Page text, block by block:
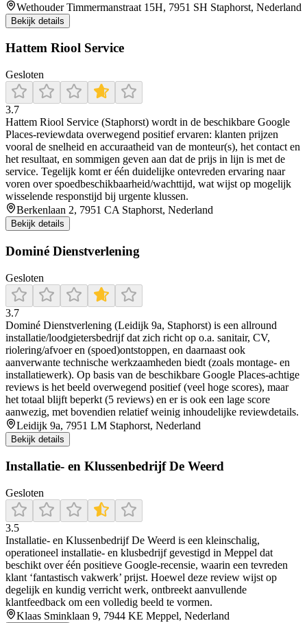
Wethouder Timmermanstraat 15H, 7951 SH Staphorst, Nederland
Bekijk details
Hattem Riool Service
Gesloten
3.7
Hattem Riool Service (Staphorst) wordt in de beschikbare Google
Places-reviewdata overwegend positief ervaren: klanten prijzen
vooral de snelheid en accuraatheid van de monteur(s), het contact en
het resultaat, en sommigen geven aan dat de prijs in lijn is met de
service. Tegelijk komt er één duidelijke ontevreden ervaring naar
voren over spoedbeschikbaarheid/wachttijd, wat wijst op mogelijk
wisselende responstijd bij urgente klussen.
Berkenlaan 2, 7951 CA Staphorst, Nederland
Bekijk details
Dominé Dienstverlening
Gesloten
3.7
Dominé Dienstverlening (Leidijk 9a, Staphorst) is een allround
installatie/loodgietersbedrijf dat zich richt op o.a. sanitair, CV,
riolering/afvoer en (spoed)ontstoppen, en daarnaast ook
aanverwante technische werkzaamheden biedt (zoals montage- en
installatiewerk). Op basis van de beschikbare Google Places-achtige
reviews is het beeld overwegend positief (veel hoge scores), maar
het totaal blijft beperkt (5 reviews) en er is ook een lage score
aanwezig, met bovendien relatief weinig inhoudelijke reviewdetails.
Leidijk 9a, 7951 LM Staphorst, Nederland
Bekijk details
Installatie- en Klussenbedrijf De Weerd
Gesloten
3.5
Installatie‑ en Klussenbedrijf De Weerd is een kleinschalig,
operationeel installatie‑ en klusbedrijf gevestigd in Meppel dat
beschikt over één positieve Google-recensie, waarin een tevreden
klant ‘fantastisch vakwerk’ prijst. Hoewel deze review wijst op
degelijk en kundig verricht werk, ontbreekt aanvullende
klantfeedback om een volledig beeld te vormen.
Klaas Sminklaan 9, 7944 KE Meppel, Nederland